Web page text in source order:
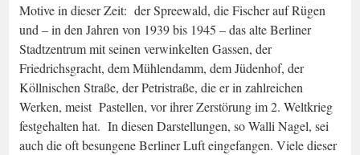
Motive in dieser Zeit: der Spreewald, die Fischer auf Rügen
und – in den Jahren von 1939 bis 1945 – das alte Berliner
Stadtzentrum mit seinen verwinkelten Gassen, der
Friedrichsgracht, dem Mühlendamm, dem Jüdenhof, der
Köllnischen Straße, der Petristraße, die er in zahlreichen
Werken, meist Pastellen, vor ihrer Zerstörung im 2. Weltkrieg
festgehalten hat. In diesen Darstellungen, so Walli Nagel, sei
auch die oft besungene Berliner Luft eingefangen. Viele dieser